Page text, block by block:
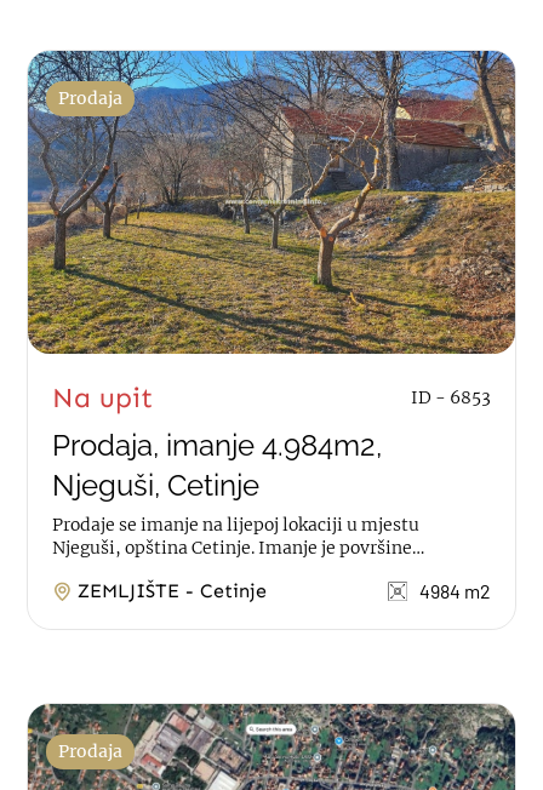
Prodaja
Na upit ID - 6853
Prodaja, imanje 4.984m2,
Njeguši, Cetinje
Prodaje se imanje na lijepoj lokaciji u mjestu
Njeguši, opština Cetinje. Imanje je površine
ZEMLJIŠTE - Cetinje 4984 m2
Prodaja